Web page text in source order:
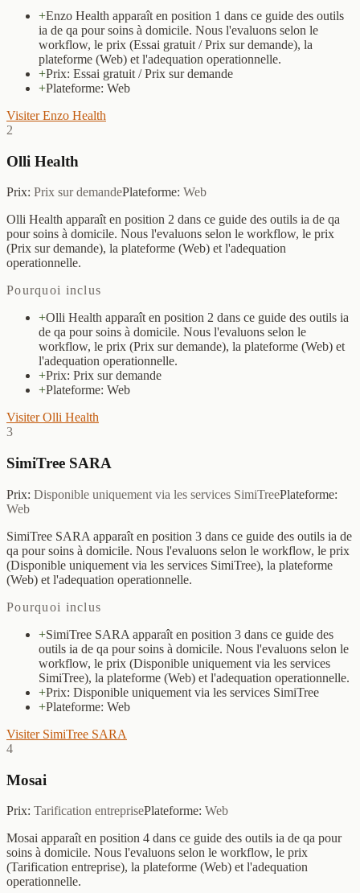
+Enzo Health apparaît en position 1 dans ce guide des outils
ia de qa pour soins à domicile. Nous l'evaluons selon le
workflow, le prix (Essai gratuit / Prix sur demande), la
plateforme (Web) et l'adequation operationnelle.
+Prix: Essai gratuit / Prix sur demande
+Plateforme: Web
Visiter Enzo Health
2
Olli Health
Prix: Prix sur demandePlateforme: Web
Olli Health apparaît en position 2 dans ce guide des outils ia de qa
pour soins à domicile. Nous l'evaluons selon le workflow, le prix
(Prix sur demande), la plateforme (Web) et l'adequation
operationnelle.
Pourquoi inclus
+Olli Health apparaît en position 2 dans ce guide des outils ia
de qa pour soins à domicile. Nous l'evaluons selon le
workflow, le prix (Prix sur demande), la plateforme (Web) et
l'adequation operationnelle.
+Prix: Prix sur demande
+Plateforme: Web
Visiter Olli Health
3
SimiTree SARA
Prix: Disponible uniquement via les services SimiTreePlateforme:
Web
SimiTree SARA apparaît en position 3 dans ce guide des outils ia de
qa pour soins à domicile. Nous l'evaluons selon le workflow, le prix
(Disponible uniquement via les services SimiTree), la plateforme
(Web) et l'adequation operationnelle.
Pourquoi inclus
+SimiTree SARA apparaît en position 3 dans ce guide des
outils ia de qa pour soins à domicile. Nous l'evaluons selon le
workflow, le prix (Disponible uniquement via les services
SimiTree), la plateforme (Web) et l'adequation operationnelle.
+Prix: Disponible uniquement via les services SimiTree
+Plateforme: Web
Visiter SimiTree SARA
4
Mosai
Prix: Tarification entreprisePlateforme: Web
Mosai apparaît en position 4 dans ce guide des outils ia de qa pour
soins à domicile. Nous l'evaluons selon le workflow, le prix
(Tarification entreprise), la plateforme (Web) et l'adequation
operationnelle.